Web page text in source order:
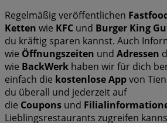
Regelmäßig veröffentlichen
Ketten wie KFC und Burger King
du kräftig sparen kannst. Auch
wie Öffnungszeiten und Adressen
wie BackWerk haben wir für dich
einfach die kostenlose Appvon
du überall und jederzeit auf
die Coupons und
Lieblingsrestaurants zugreifen